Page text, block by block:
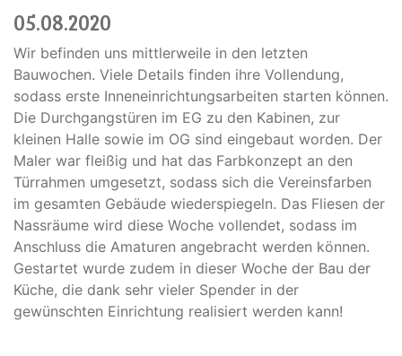
05.08.2020
Wir befinden uns mittlerweile in den letzten
Bauwochen. Viele Details finden ihre Vollendung,
sodass erste Inneneinrichtungsarbeiten starten können.
Die Durchgangstüren im EG zu den Kabinen, zur
kleinen Halle sowie im OG sind eingebaut worden. Der
Maler war fleißig und hat das Farbkonzept an den
Türrahmen umgesetzt, sodass sich die Vereinsfarben
im gesamten Gebäude wiederspiegeln. Das Fliesen der
Nassräume wird diese Woche vollendet, sodass im
Anschluss die Amaturen angebracht werden können.
Gestartet wurde zudem in dieser Woche der Bau der
Küche, die dank sehr vieler Spender in der
gewünschten Einrichtung realisiert werden kann!